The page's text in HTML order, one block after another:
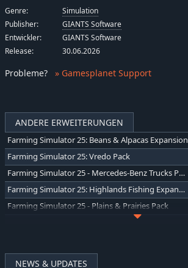
ANDERE ERWEITERUNGEN
Farming Simulator 25: Beans & Alpacas Expansion
Farming Simulator 25: Vredo Pack
Farming Simulator 25 - Mercedes-Benz Trucks Pack
Farming Simulator 25: Highlands Fishing Expansion
Farming Simulator 25 - Plains & Prairies Pack
Farming Simulator 25 - MacDon Pack
NEWS & UPDATES
Genre:
Simulation
Publisher:
GIANTS Software
Entwickler:
GIANTS Software
Release:
30.06.2026
Probleme? » Gamesplanet Support